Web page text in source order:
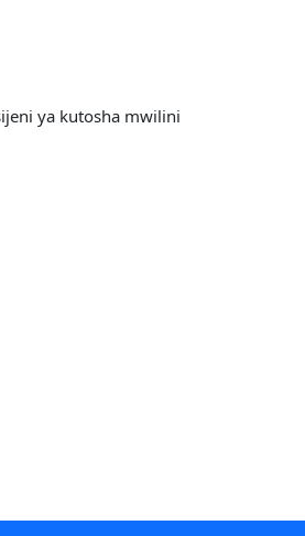
ya kutosha mwilini